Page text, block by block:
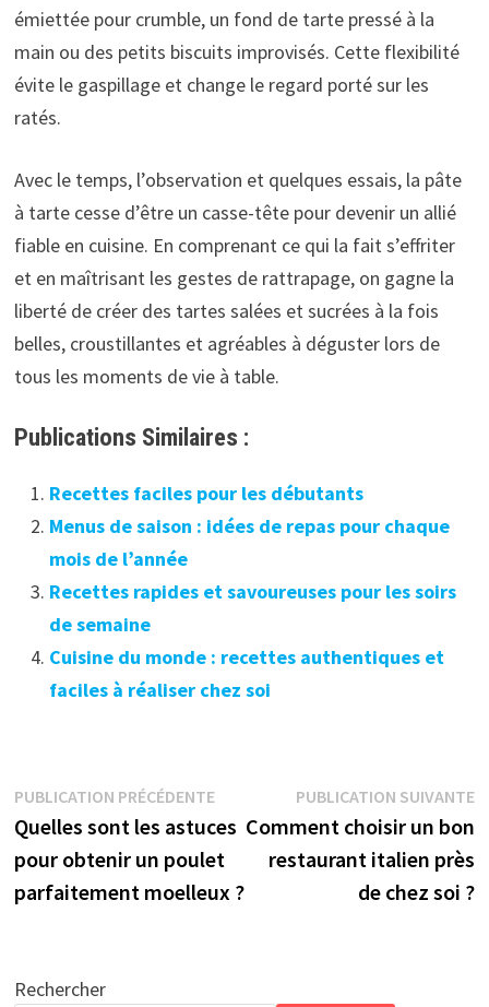
émiettée pour crumble, un fond de tarte pressé à la
main ou des petits biscuits improvisés. Cette flexibilité
évite le gaspillage et change le regard porté sur les
ratés.
Avec le temps, l’observation et quelques essais, la pâte
à tarte cesse d’être un casse-tête pour devenir un allié
fiable en cuisine. En comprenant ce qui la fait s’effriter
et en maîtrisant les gestes de rattrapage, on gagne la
liberté de créer des tartes salées et sucrées à la fois
belles, croustillantes et agréables à déguster lors de
tous les moments de vie à table.
Publications Similaires :
Recettes faciles pour les débutants
Menus de saison : idées de repas pour chaque
mois de l’année
Recettes rapides et savoureuses pour les soirs
de semaine
Cuisine du monde : recettes authentiques et
faciles à réaliser chez soi
Navigation
de
l’article
PUBLICATION PRÉCÉDENTEPublication
précédente :
Quelles sont les astuces
pour obtenir un poulet
parfaitement moelleux ?
PUBLICATION SUIVANTE
Comment choisir un bon
restaurant italien près
de chez soi ?
Rechercher